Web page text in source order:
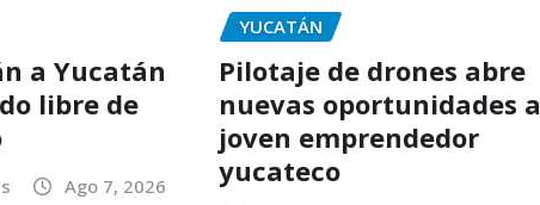
a Yucatán
libre de
Ago 7, 2026
YUCATÁN
Pilotaje de drones abre
nuevas oportunidades a
joven emprendedor
yucateco